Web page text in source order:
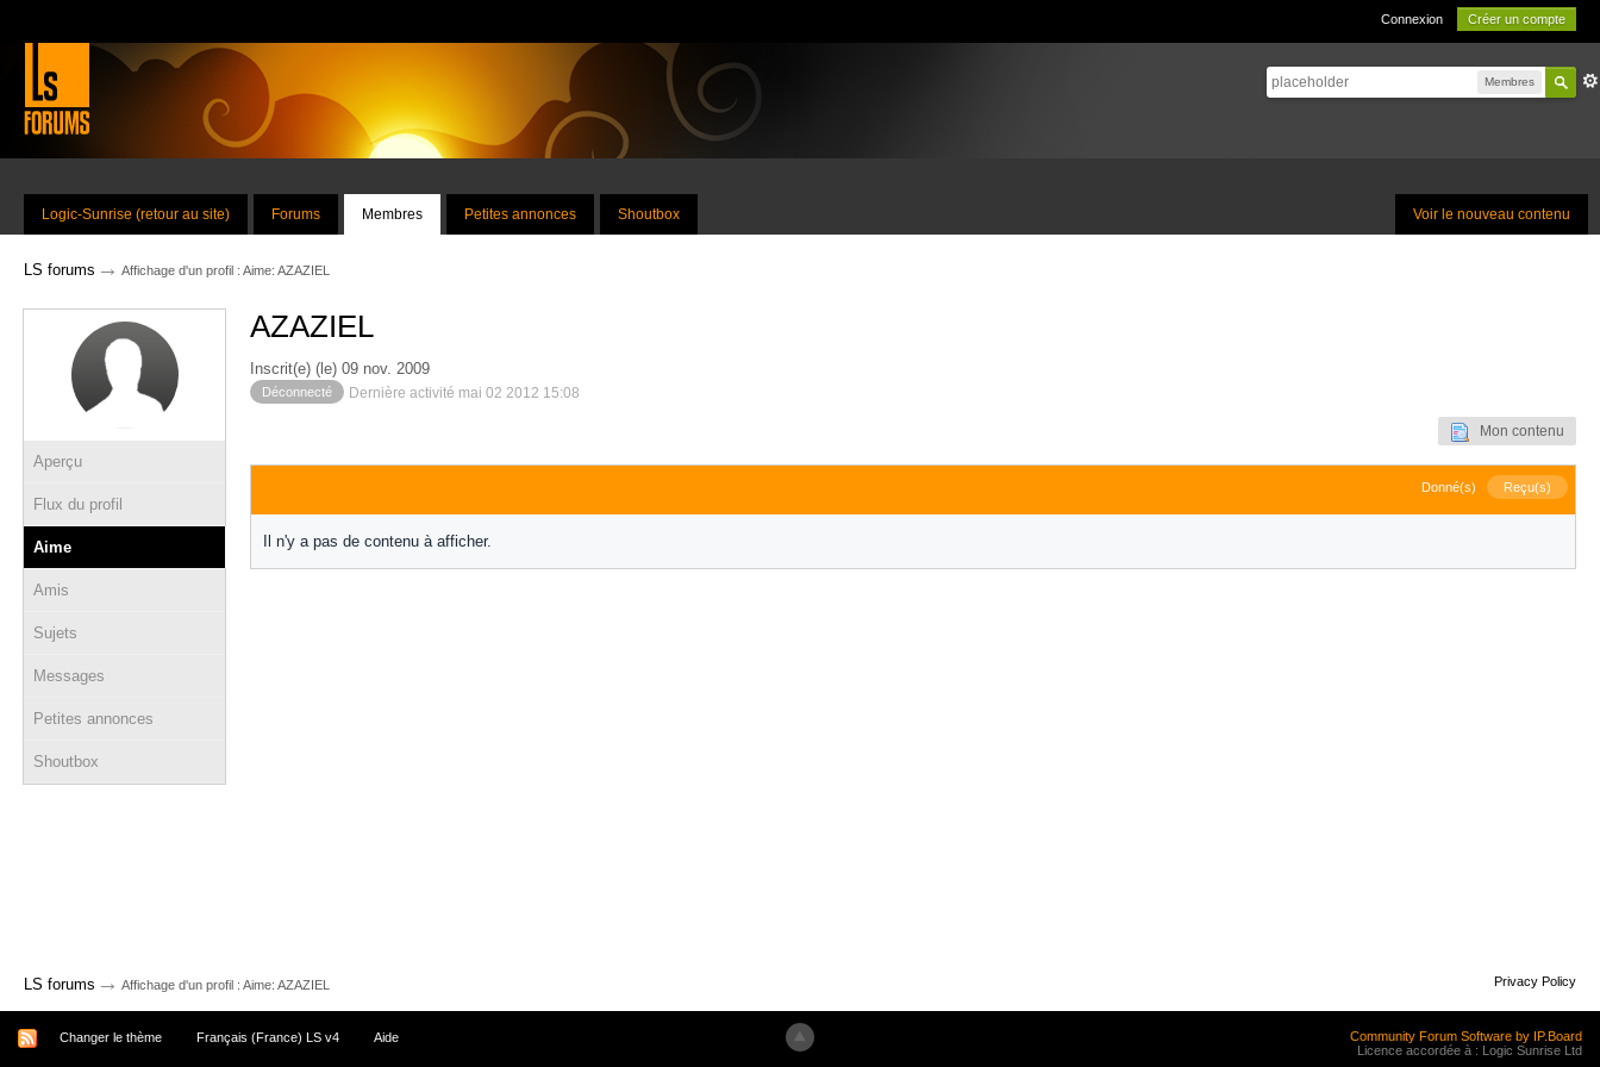
Connexion Créer un compte
Membres
Voir le nouveau contenu
Logic-Sunrise (retour au site) Forums Membres Petites annonces Shoutbox
LS forums → Affichage d'un profil : Aime: AZAZIEL
Aperçu
Flux du profil
Aime
Amis
Sujets
Messages
Petites annonces
Shoutbox
AZAZIEL
Inscrit(e) (le) 09 nov. 2009
Déconnecté Dernière activité mai 02 2012 15:08
Mon contenu
Donné(s) Reçu(s)
Il n'y a pas de contenu à afficher.
LS forums → Affichage d'un profil : Aime: AZAZIEL Privacy Policy
Changer le thème Français (France) LS v4 Aide
Community Forum Software by IP.Board
Licence accordée à : Logic Sunrise Ltd